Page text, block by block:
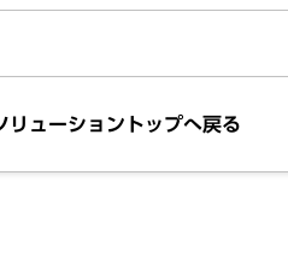
リューショントップへ戻る